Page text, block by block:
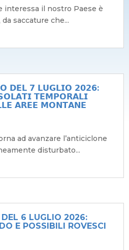
interessa il nostro Paese è
saccature che...
𝗗𝗘𝗟 𝟳 𝗟𝗨𝗚𝗟𝗜𝗢 𝟮𝟬𝟮𝟲:
𝗧𝗘𝗠𝗣𝗢𝗥𝗔𝗟𝗜
𝗔𝗥𝗘𝗘 𝗠𝗢𝗡𝗧𝗔𝗡𝗘
ad avanzare l’anticiclone
disturbato...
DEL 6 LUGLIO 2026:
E POSSIBILI ROVESCI